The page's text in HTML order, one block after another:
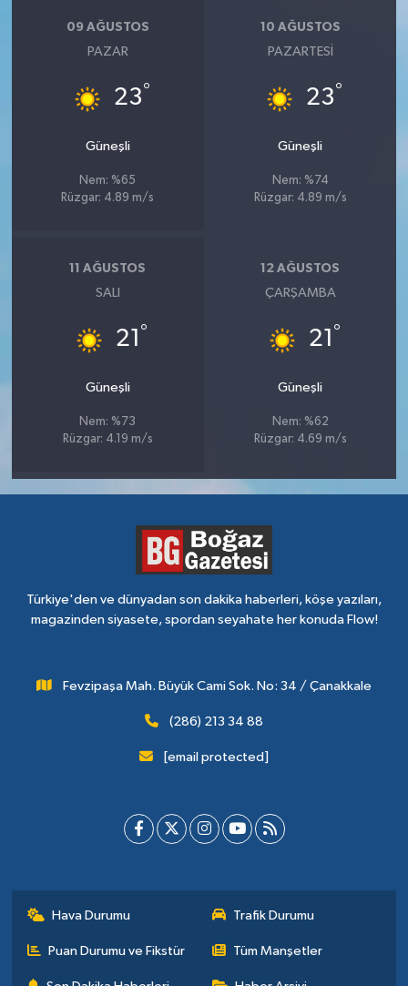
09 AĞUSTOS
PAZAR
23°
Güneşli
Nem: %65
Rüzgar: 4.89 m/s
10 AĞUSTOS
PAZARTESI
23°
Güneşli
Nem: %74
Rüzgar: 4.89 m/s
11 AĞUSTOS
SALI
21 °
Güneşli
Nem: %73
Rüzgar: 4.19 m/s
12 AĞUSTOS
ÇARŞAMBA
21 °
Güneşli
Nem: %62
Rüzgar: 4.69 m/s
Türkiye'den ve dünyadan son dakika haberleri, köşe yazıları,
magazinden siyasete, spordan seyahate her konuda Flow!
Fevzipaşa Mah. Büyük Cami Sok. No: 34 / Çanakkale
(286) 213 34 88
[email protected]
Hava Durumu Trafik Durumu
Puan Durumu ve Fikstür Tüm Manşetler